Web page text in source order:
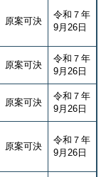
原案可決
令和７年
9月26日
原案可決
令和７年
9月26日
原案可決
令和７年
9月26日
原案可決
令和７年
9月26日